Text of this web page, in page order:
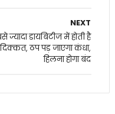
NEXT
ज्यादा डायबिटीज में होती है
ठप पड़ जाएगा कंधा,
हिलना होगा बंद